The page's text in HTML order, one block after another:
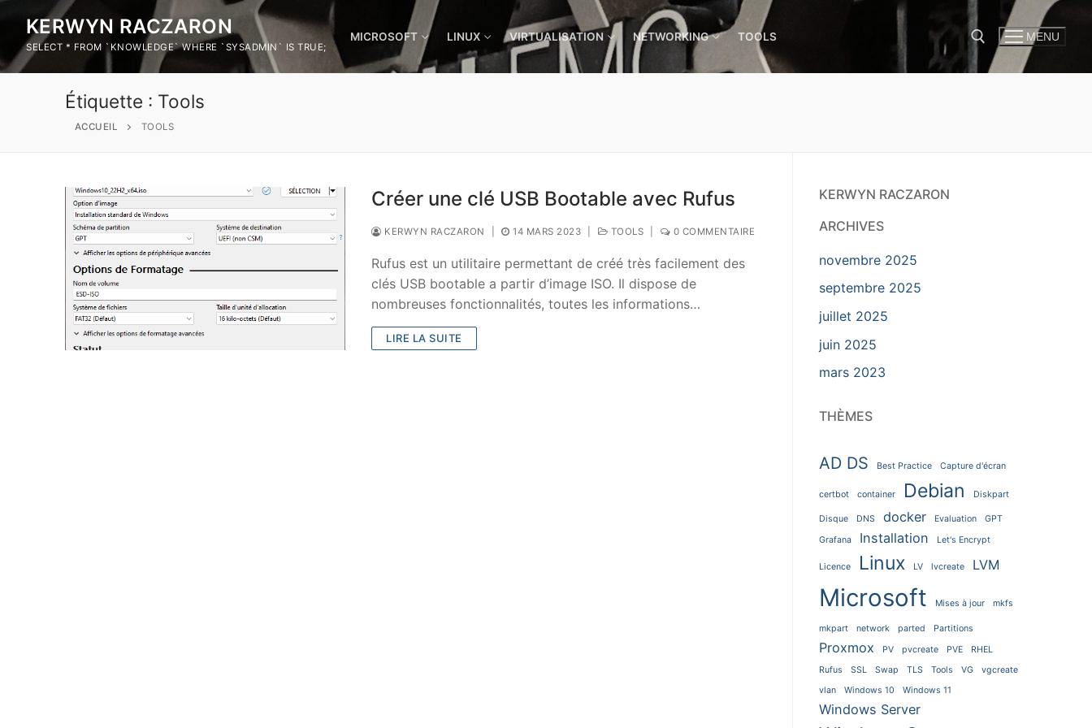
KERWYN RACZARON
SELECT * FROM `KNOWLEDGE` WHERE `SYSADMIN` IS TRUE;
MICROSOFT LINUX VIRTUALISATION NETWORKING TOOLS MENU
Étiquette : Tools
ACCUEIL TOOLS
Créer une clé USB Bootable avec Rufus
KERWYN RACZARON 14 MARS 2023 TOOLS 0 COMMENTAIRE
Rufus est un utilitaire permettant de créé très facilement des
clés USB bootable a partir d’image ISO. Il dispose de
nombreuses fonctionnalités, toutes les informations…
LIRE LA SUITE
KERWYN RACZARON
ARCHIVES
novembre 2025
septembre 2025
juillet 2025
juin 2025
mars 2023
THÈMES
AD DS Best Practice Capture d'écran
certbot container Debian Diskpart
Disque DNS docker Evaluation
GPT
Grafana
Installation Let's Encrypt
Licence Linux LV lvcreate LVM
Microsoft Mises à jour mkfs
mkpart network parted Partitions
Proxmox PV pvcreate PVE
RHEL
Rufus
SSL Swap TLS Tools VG
vgcreate
vlan
Windows 10 Windows 11
Windows Server